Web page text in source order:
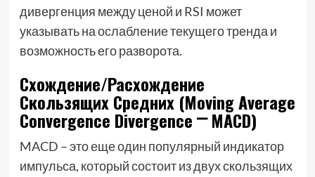
дивергенция между ценой и RSI может
указывать на ослабление текущего тренда и
возможность его разворота.
Схождение/Расхождение
Скользящих Средних (Moving Average
Convergence Divergence ⎻ MACD)
MACD – это еще один популярный индикатор
импульса, который состоит из двух скользящих